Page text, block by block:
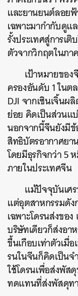
และยานยนต์ลอย
เฉพาะมากำกับดูแ
รั้งประเทศสู่การเ
ตัวจากวิกฤตในภ
เป้าหมายขอ
ครองอันดับ 1 ในต
DJI จากเซินเจิ้นผ
ย่อย คิดเป็นส่วนแ
นอกจากนี้จีนยังมี
สิทธิบัตรอากาศยา
โดยมีธุรกิจกว่า 5
ภายในประเทศจีน
แม้ปัจจุบันเศ
แต่อุตสาหกรรมดัง
เฉพาะโดรนส่งขอ
บริษัทเดียวก็ส่งอา
ขึ้นเกือบเท่าตัวเมื่
รนในจีนก็คิดเป็นจ
ใช้โดรนเพื่อส่งพัส
ทดแทนที่ส่งพัสดุท